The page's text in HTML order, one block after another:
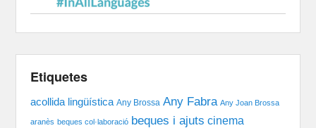
Etiquetes
acollida lingüística Any Brossa Any Fabra Any Joan Brossa
aranès beques col·laboració beques i ajuts cinema